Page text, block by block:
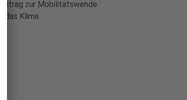
zur Mobilitätswende
das Klima.